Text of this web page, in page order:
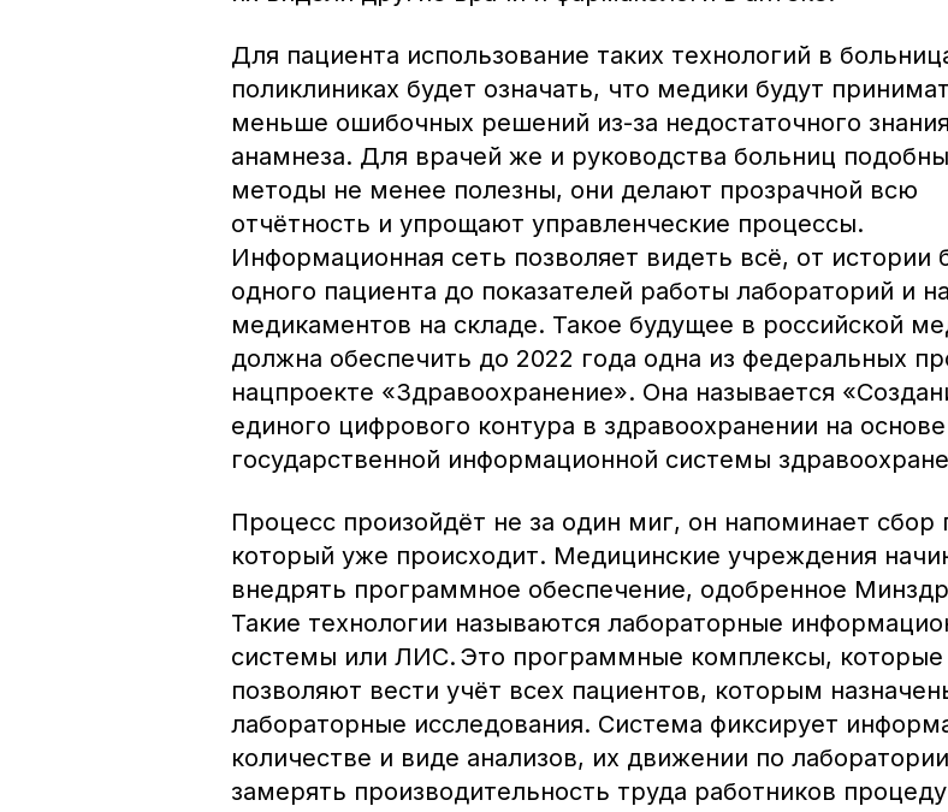
Для пациента использование таких технологий в
поликлиниках будет означать, что медики будут
меньше ошибочных решений из-за недостаточного знания
анамнеза. Для врачей же и руководства больниц
методы не менее полезны, они делают прозрачной всю
отчётность и упрощают управленческие процессы.
Информационная сеть позволяет видеть всё, от истории
одного пациента до показателей работы лабораторий и
медикаментов на складе. Такое будущее в российской
должна обеспечить до 2022 года одна из федеральных
нацпроекте «Здравоохранение». Она называется
единого цифрового контура в здравоохранении на
государственной информационной системы
Процесс произойдёт не за один миг, он напоминает сбор
который уже происходит. Медицинские учреждения
внедрять программное обеспечение, одобренное
Такие технологии называются лабораторные
системы или ЛИС. Это программные комплексы, которые
позволяют вести учёт всех пациентов, которым
лабораторные исследования. Система фиксирует
количестве и виде анализов, их движении по
замерять производительность труда работников